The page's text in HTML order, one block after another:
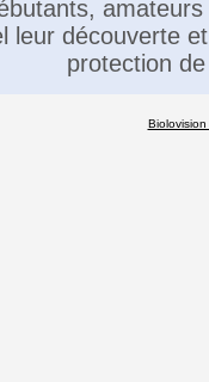
leur découverte
protection
Biolovision